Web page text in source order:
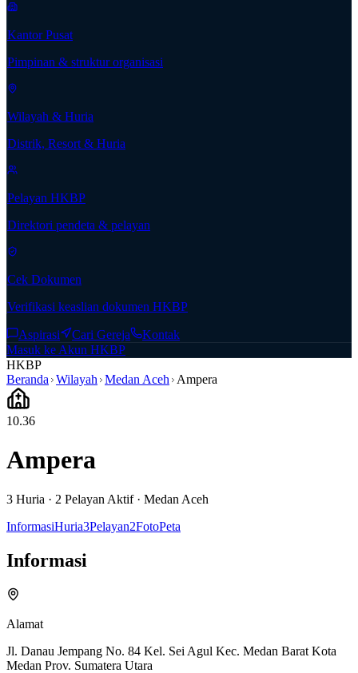
Kantor Pusat
Pimpinan & struktur organisasi
Wilayah & Huria
Distrik, Resort & Huria
Pelayan HKBP
Direktori pendeta & pelayan
Cek Dokumen
Verifikasi keaslian dokumen HKBP
Aspirasi Cari Gereja
Kontak
Masuk ke Akun HKBP
HKBP
Beranda Wilayah Medan Aceh Ampera
10.36
Ampera
3 Huria · 2 Pelayan Aktif· Medan Aceh
InformasiHuria3Pelayan2FotoPeta
Informasi
Alamat
Jl. Danau Jempang No. 84 Kel. Sei Agul Kec. Medan Barat Kota
Medan Prov. Sumatera Utara